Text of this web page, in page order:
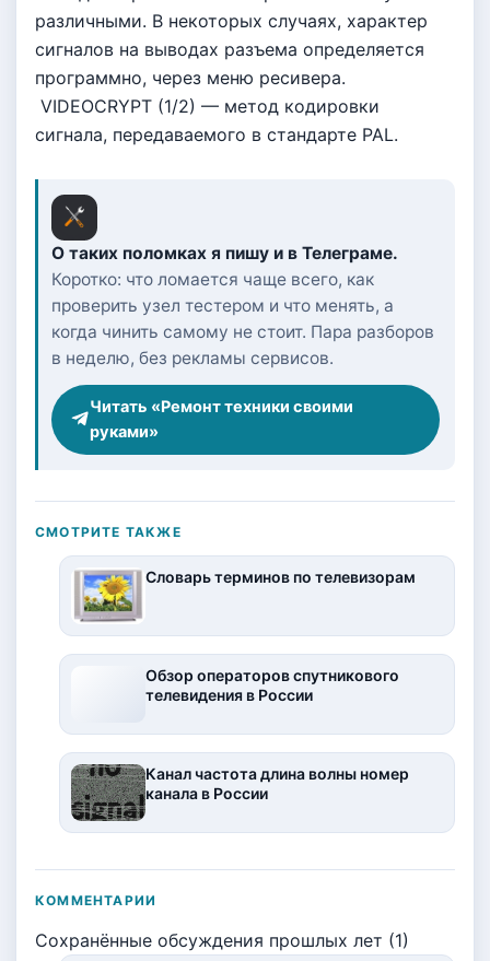
различными. В некоторых случаях, характер
сигналов на выводах разъема определяется
программно, через меню ресивера.
VIDEOCRYPT (1/2) — метод кодировки
сигнала, передаваемого в стандарте PAL.
О таких поломках я пишу и в Телеграме.
Коротко: что ломается чаще всего, как
проверить узел тестером и что менять, а
когда чинить самому не стоит. Пара разборов
в неделю, без рекламы сервисов.
Читать «Ремонт техники своими
руками»
СМОТРИТЕ ТАКЖЕ
Словарь терминов по телевизорам
Обзор операторов спутникового
телевидения в России
Канал частота длина волны номер
канала в России
КОММЕНТАРИИ
Сохранённые обсуждения прошлых лет (1)